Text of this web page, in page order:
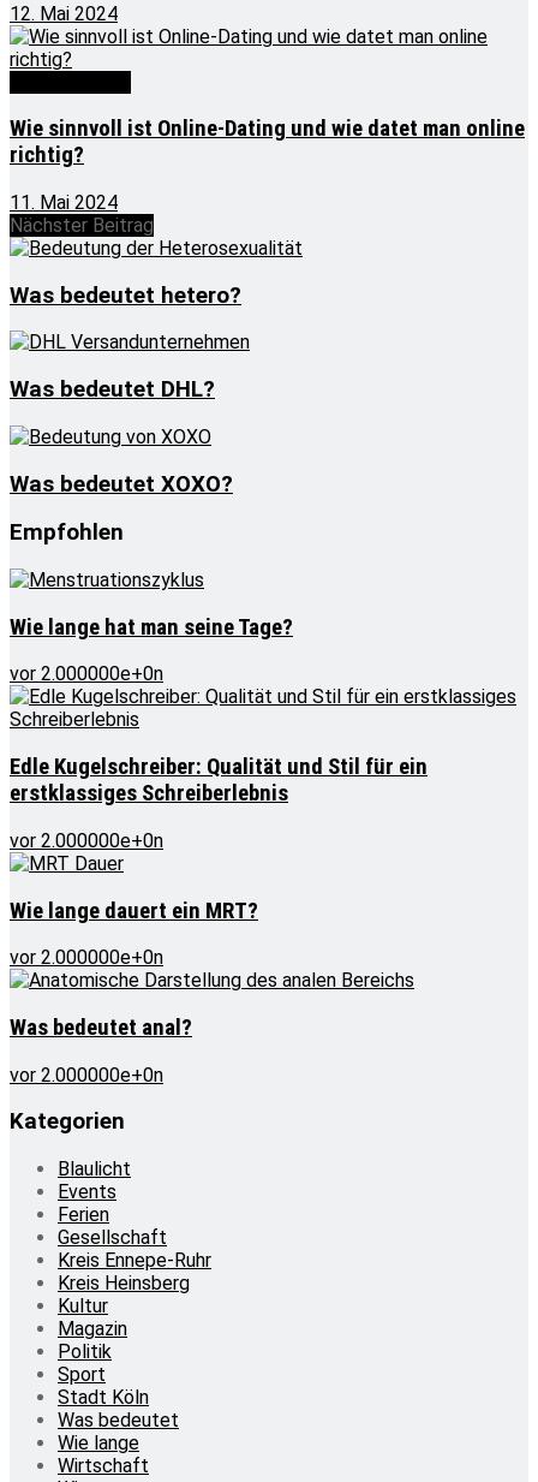
12. Mai 2024
Wie sinnvoll ist Online-Dating und wie datet man online
richtig?
11. Mai 2024
Nächster Beitrag
Was bedeutet hetero?
Was bedeutet DHL?
Was bedeutet XOXO?
Empfohlen
Wie lange hat man seine Tage?
vor 2.000000e+0n
Edle Kugelschreiber: Qualität und Stil für ein
erstklassiges Schreiberlebnis
vor 2.000000e+0n
Wie lange dauert ein MRT?
vor 2.000000e+0n
Was bedeutet anal?
vor 2.000000e+0n
Kategorien
Blaulicht
Events
Ferien
Gesellschaft
Kreis Ennepe-Ruhr
Kreis Heinsberg
Kultur
Magazin
Politik
Sport
Stadt Köln
Was bedeutet
Wie lange
Wirtschaft